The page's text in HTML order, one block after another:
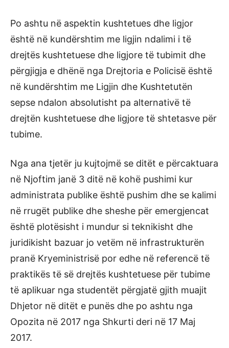
Po ashtu në aspektin kushtetues dhe ligjor
është në kundërshtim me ligjin ndalimi i të
drejtës kushtetuese dhe ligjore të tubimit dhe
përgjigja e dhënë nga Drejtoria e Policisë është
në kundërshtim me Ligjin dhe Kushtetutën
sepse ndalon absolutisht pa alternativë të
drejtën kushtetuese dhe ligjore të shtetasve për
tubime.
Nga ana tjetër ju kujtojmë se ditët e përcaktuara
në Njoftim janë 3 ditë në kohë pushimi kur
administrata publike është pushim dhe se kalimi
në rrugët publike dhe sheshe për emergjencat
është plotësisht i mundur si teknikisht dhe
juridikisht bazuar jo vetëm në infrastrukturën
pranë Kryeministrisë por edhe në referencë të
praktikës të së drejtës kushtetuese për tubime
të aplikuar nga studentët përgjatë gjith muajit
Dhjetor në ditët e punës dhe po ashtu nga
Opozita në 2017 nga Shkurti deri në 17 Maj
2017.